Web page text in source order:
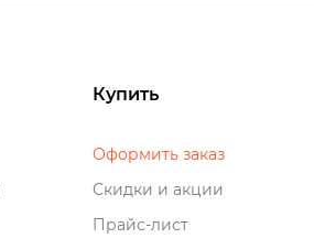
Купить
Оформить заказ
Скидки и акции
Прайс-лист